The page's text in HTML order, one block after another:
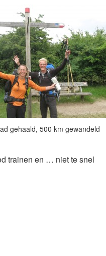
gehaald, 500 km gewandeld
trainen en … niet te snel